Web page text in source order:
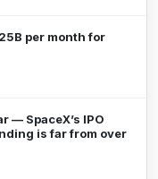
per month for
— SpaceX’s IPO
is far from over